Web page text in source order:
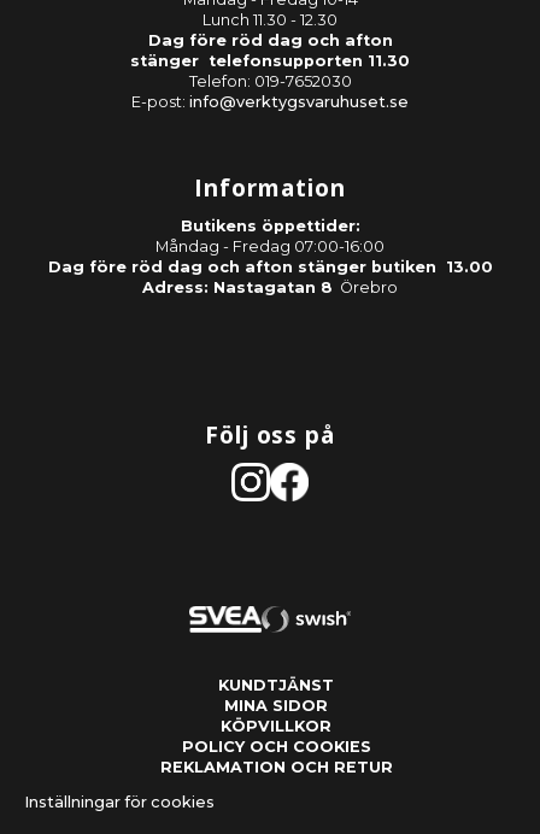
Lunch 11.30 - 12.30
Dag före röd dag och afton
stänger telefonsupporten 11.30
Telefon: 019-7652030
E-post: info@verktygsvaruhuset.se
Information
Butikens öppettider:
Måndag - Fredag 07:00-16:00
Dag före röd dag och afton stänger butiken 13.00
Adress: Nastagatan 8 Örebro
Följ oss på
KUNDTJÄNST
MINA SIDOR
KÖPVILLKOR
POLICY OCH COOKIES
REKLAMATION OCH RETUR
Inställningar för cookies